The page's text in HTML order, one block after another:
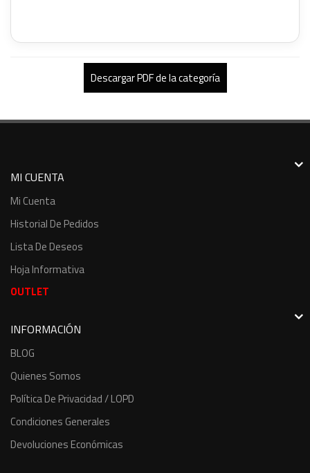
Descargar PDF de la categoría
MI CUENTA
Mi Cuenta
Historial De Pedidos
Lista De Deseos
Hoja Informativa
OUTLET
INFORMACIÓN
BLOG
Quienes Somos
Política De Privacidad / LOPD
Condiciones Generales
Devoluciones Económicas